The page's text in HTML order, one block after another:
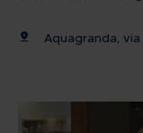
profumi del bosco
automassaggio,
montagna Momento
pin_drop Aquagranda,